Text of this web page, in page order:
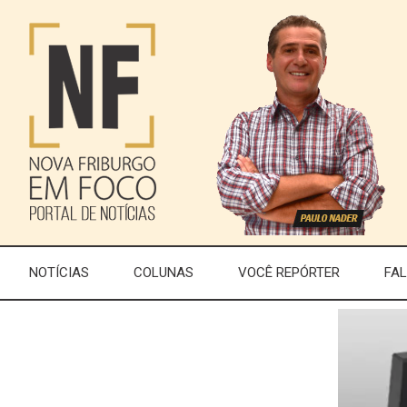
NOTÍCIAS COLUNAS VOCÊ REPÓRTER